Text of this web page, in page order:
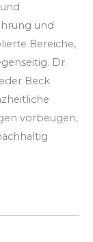
und
Bereiche,
Dr.
Beck
vorbeugen,